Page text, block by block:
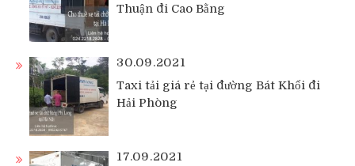
Thuận đi Cao Bằng
30.09.2021
Taxi tải giá rẻ tại đường Bát Khối đi
Hải Phòng
17.09.2021